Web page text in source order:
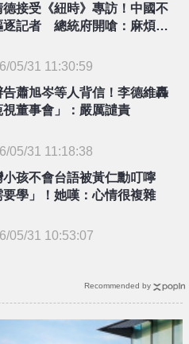
德接受《紐時》專訪！中國不
逐記者 總統府開嗆：麻煩製
05/31 11:30:59
告蕭旭岑等人背信！李德維轟
視董事會」：嚴厲譴責
05/31 11:18:38
小孩不會台語被黃仁勳叮嚀
要學」！她嘆：心情很複雜
05/31 10:53:07
Recommended by